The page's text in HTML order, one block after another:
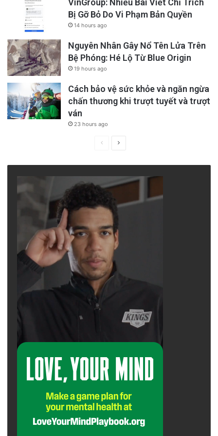
Chiến lược thiết yếu đầu tiên là nghệ thuật
trình bày chiến lược, vượt ra ngoài việc chỉ
các ý tưởng đó theo cách gây được tiếng
vang với những người ra quyết định.
Nhiều chuyên gia mắc sai lầm khi nghĩ giá trị
công việc của họ tự nói lên tất cả, nhưng dữ
liệu thô và những hiểu biết tuyệt vời thường
trở nên vô nghĩa nếu thiếu bối cảnh phù hợp.
Để được coi trọng, người ta phải ngừng nói về
các nhiệm vụ cụ thể mà họ hoàn thành và thay
vào đó tập trung vào các kết quả chiến lược
mà những trách nhiệm đó tạo ra.
advertisement
VinGroup: Nhiều Bài Viết Chỉ Trích
Bị Gỡ Bỏ Do Vi Phạm Bản Quyền
14 hours ago
Nguyên Nhân Gây Nổ Tên Lửa Trên
Bệ Phóng: Hé Lộ Từ Blue Origin
19 hours ago
Cách bảo vệ sức khỏe và ngăn ngừa
chấn thương khi trượt tuyết và trượt
ván
23 hours ago
PreviousNext